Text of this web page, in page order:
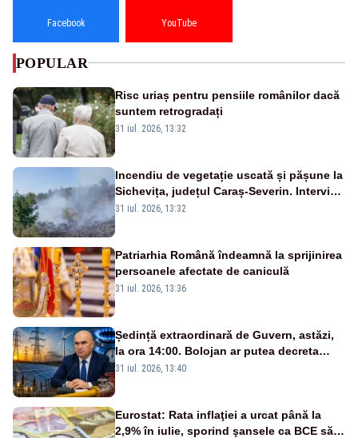
Facebook YouTube
POPULAR
Risc uriaș pentru pensiile românilor dacă
suntem retrogradați
31 iul. 2026, 13:32
Incendiu de vegetație uscată și pășune la
Sichevița, județul Caraș-Severin. Intervin
pompierii ISU și două elicoptere Black
31 iul. 2026, 13:32
Patriarhia Română îndeamnă la sprijinirea
persoanele afectate de caniculă
31 iul. 2026, 13:36
Ședință extraordinară de Guvern, astăzi,
la ora 14:00. Bolojan ar putea decreta
stare de urgență energetică
31 iul. 2026, 13:40
Eurostat: Rata inflaţiei a urcat până la
2,9% în iulie, sporind şansele ca BCE să